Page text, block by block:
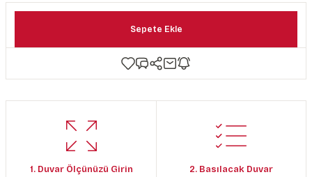
Sepete Ekle
1. Duvar Ölçünüzü Girin
2. Basılacak Duvar